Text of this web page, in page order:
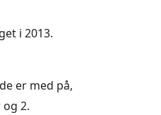
i 2013.
er med på,
2.